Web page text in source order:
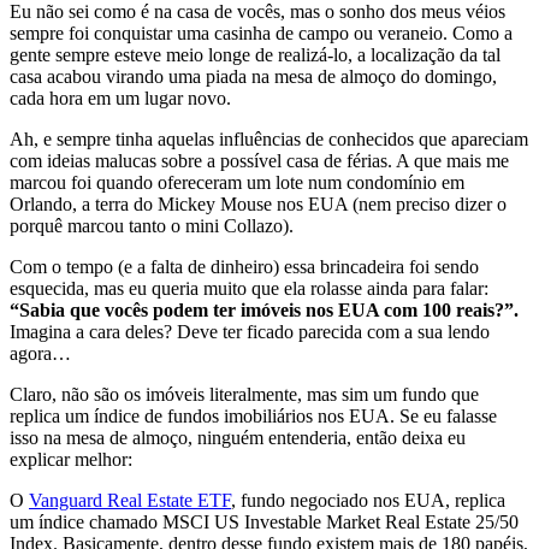
Eu não sei como é na casa de vocês, mas o sonho dos meus véios
sempre foi conquistar uma casinha de campo ou veraneio. Como a
gente sempre esteve meio longe de realizá-lo, a localização da tal
casa acabou virando uma piada na mesa de almoço do domingo,
cada hora em um lugar novo.
Ah, e sempre tinha aquelas influências de conhecidos que apareciam
com ideias malucas sobre a possível casa de férias. A que mais me
marcou foi quando ofereceram um lote num condomínio em
Orlando, a terra do Mickey Mouse nos EUA (nem preciso dizer o
porquê marcou tanto o mini Collazo).
Com o tempo (e a falta de dinheiro) essa brincadeira foi sendo
esquecida, mas eu queria muito que ela rolasse ainda para falar:
“Sabia que vocês podem ter imóveis nos EUA com 100 reais?”.
Imagina a cara deles? Deve ter ficado parecida com a sua lendo
agora…
Claro, não são os imóveis literalmente, mas sim um fundo que
replica um índice de fundos imobiliários nos EUA. Se eu falasse
isso na mesa de almoço, ninguém entenderia, então deixa eu
explicar melhor:
O Vanguard Real Estate ETF, fundo negociado nos EUA, replica
um índice chamado MSCI US Investable Market Real Estate 25/50
Index. Basicamente, dentro desse fundo existem mais de 180 papéis,